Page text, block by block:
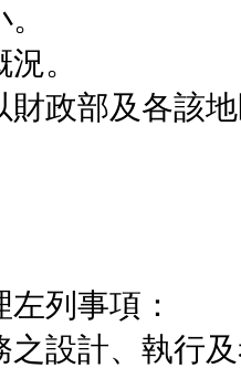
。
財政部及各該
列事項：
之設計、執行